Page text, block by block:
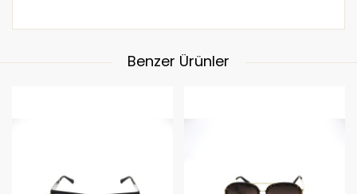
Benzer Ürünler